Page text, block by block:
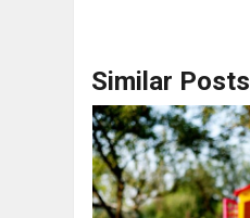
Similar Posts